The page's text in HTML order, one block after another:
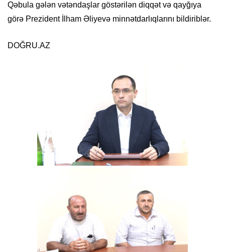
Qəbula gələn vətəndaşlar göstərilən diqqət və qayğıya
görə Prezident İlham Əliyevə minnətdarlıqlarını bildiriblər.
DOĞRU.AZ